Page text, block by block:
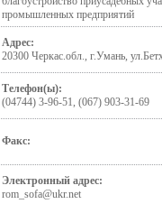
промышленных предприятий
Адрес:
20300 Черкас.обл., г.Умань,
Телефон(ы):
(04744) 3-96-51, (067) 903-31-69
Факс:
Электронный адрес:
rom_sofa@ukr.net